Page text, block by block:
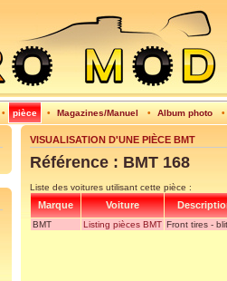
• pièce • Magazines/Manuel • Album photo •
VISUALISATION D'UNE PIÈCE BMT
Référence : BMT 168
Liste des voitures utilisant cette pièce :
Marque Voiture
BMT Listing pièces BMT Front tires -